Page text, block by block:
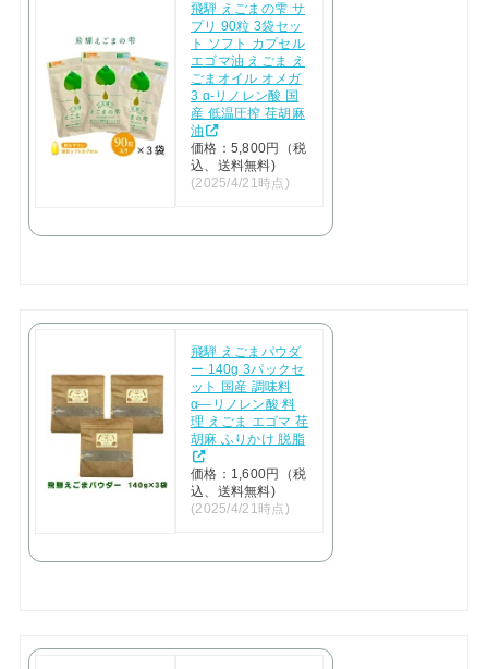
飛騨 えごまの雫 サ
プリ 90粒 3袋セッ
ト ソフト カプセル
エゴマ油 えごま え
ごまオイル オメガ
3 α-リノレン酸 国
産 低温圧搾 荏胡麻
油
価格：5,800円（税
込、送料無料)
(2025/4/21時点)
飛騨 えごまパウダ
ー 140g 3パックセ
ット 国産 調味料
α―リノレン酸 料
理 えごま エゴマ 荏
胡麻 ふりかけ 脱脂
価格：1,600円（税
込、送料無料)
(2025/4/21時点)